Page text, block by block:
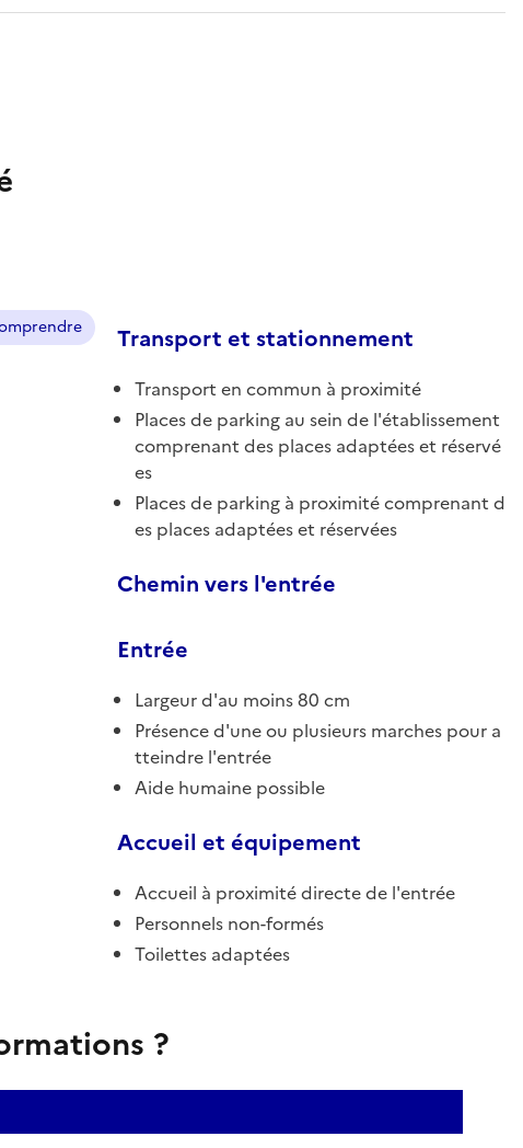
Transport et stationnement
Transport en commun à proximité
Places de parking au sein de l'établissement
comprenant des places adaptées et réservé
es
Places de parking à proximité comprenant d
es places adaptées et réservées
Chemin vers l'entrée
Entrée
Largeur d'au moins 80 cm
Présence d'une ou plusieurs marches pour a
tteindre l'entrée
Aide humaine possible
Accueil et équipement
Accueil à proximité directe de l'entrée
Personnels non-formés
Toilettes adaptées
?